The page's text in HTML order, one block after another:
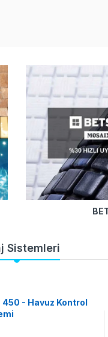
Sistemleri
- Havuz Kontrol